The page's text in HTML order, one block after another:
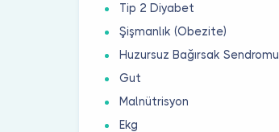
Tip 2 Diyabet
Şişmanlık (Obezite)
Huzursuz Bağırsak Sendromu
Gut
Malnütrisyon
Ekg